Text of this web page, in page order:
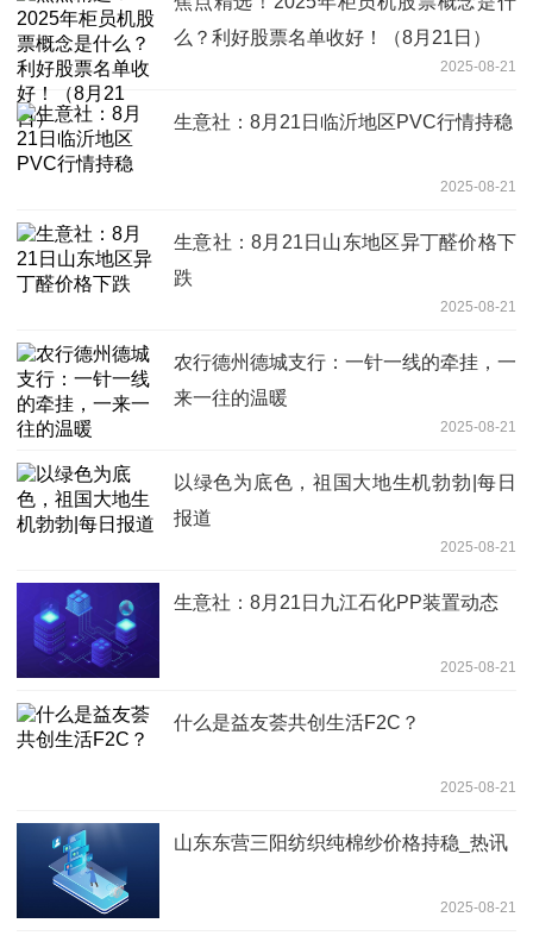
么？利好股票名单收好！（8月21日）
2025-08-21
生意社：8月21日临沂地区PVC行情持稳
2025-08-21
生意社：8月21日山东地区异丁醛价格下
跌
2025-08-21
农行德州德城支行：一针一线的牵挂，一
来一往的温暖
2025-08-21
以绿色为底色，祖国大地生机勃勃|每日
报道
2025-08-21
生意社：8月21日九江石化PP装置动态
2025-08-21
什么是益友荟共创生活F2C？
2025-08-21
山东东营三阳纺织纯棉纱价格持稳_热讯
2025-08-21